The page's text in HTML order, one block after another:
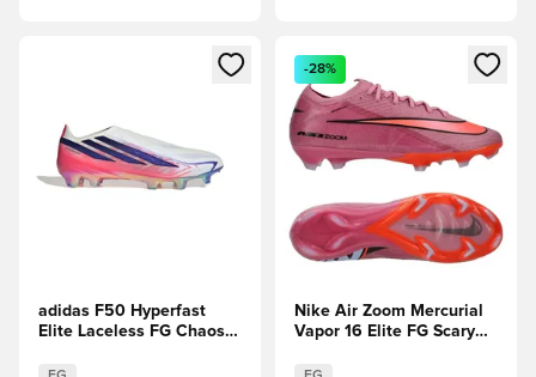
Åbner en Modal til at logge ind eller tilmelde dig som
adidas F50 Hyperfast
Elite Laceless FG Chaos
Åbner en Modal til at logge
-28%
Nike Air Zoom Mercurial
Vapor 16 Elite FG Scary